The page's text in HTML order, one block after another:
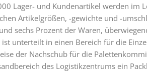
Lager- und Kundenartikel werden im
Artikelgrößen, -gewichte und -
sechs Prozent der Waren,
ist unterteilt in einen Bereich für die
der Nachschub für die
des Logistikzentrums ein